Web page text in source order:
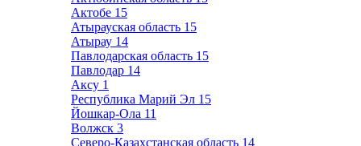
Актобе 15
Атырауская область 15
Атырау 14
Павлодарская область 15
Павлодар 14
Аксу 1
Республика Марий Эл 15
Йошкар-Ола 11
Волжск 3
Северо-Казахстанская область 14